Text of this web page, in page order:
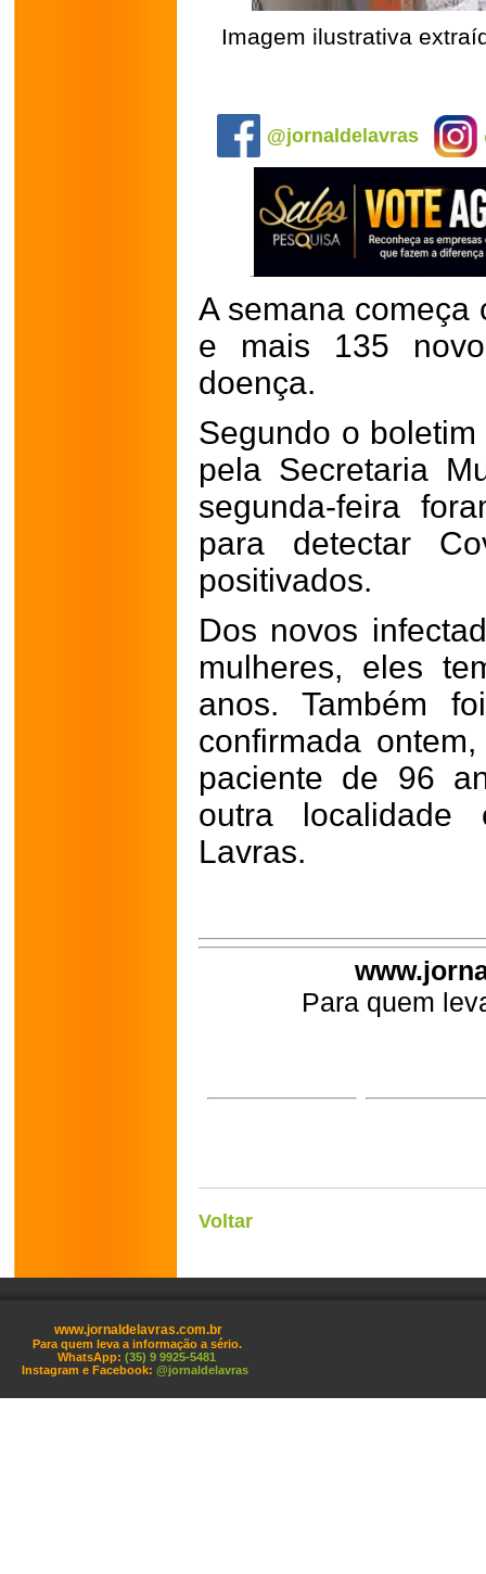
Imagem ilustrativa
@jornaldelavras
A semana começa
e mais 135
doença.
Segundo o
pela Secretaria
segunda-feira
para detectar
positivados.
Dos novos
mulheres, eles
anos. Também
confirmada
paciente de 96
outra
Lavras.
Para quem
Voltar
www.jornaldelavras.com.br
Para quem leva a informação a sério.
WhatsApp: (35) 9 9925-5481
Instagram e Facebook: @jornaldelavras